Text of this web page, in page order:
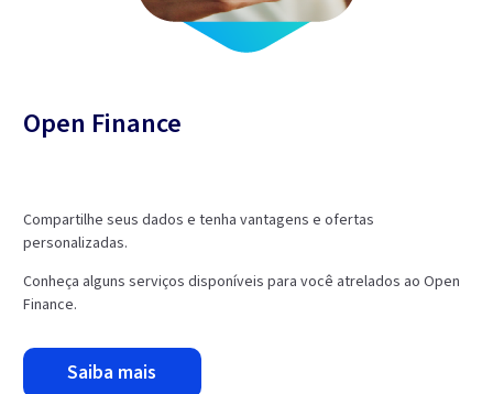
Open Finance
Compartilhe seus dados e tenha vantagens e ofertas
personalizadas.
Conheça alguns serviços disponíveis para você atrelados ao Open
Finance.
saiba mais